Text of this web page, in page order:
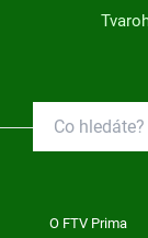
O FTV Prima